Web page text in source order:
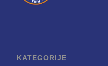
KATEGORIJE